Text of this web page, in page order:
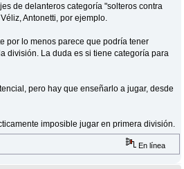
de delanteros categoría "solteros contra
Antonetti, por ejemplo.
por lo menos parece que podría tener
división. La duda es si tiene categoría para
pero hay que enseñarlo a jugar, desde
imposible jugar en primera división.
En línea